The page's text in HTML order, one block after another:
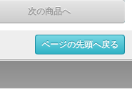
次の商品へ
ページの先頭へ戻る